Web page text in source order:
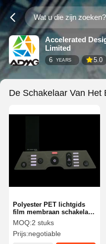
Accelerated
Limited
6 YEARS 5.0
De Schakelaar Van Het
Polyester PET lichtgids
film membraan schakelaar
voor gelijkmatige
lichtverdeling
MOQ:2 stuks
Prijs:negotiable